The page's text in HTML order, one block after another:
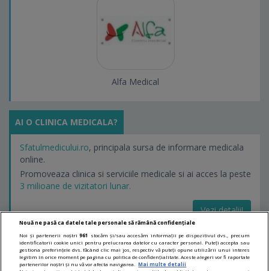
Alfa Medical
AI O CLINICA MEDICALA?
Sfatulmedicului.ro, principala sursa de informare medicala
online.
Promoveaza clinica si serviciile medicale si ai acces la peste
3 milioane de vizitatori lunar.
Vezi detalii!
LINKURI UTILE
Nouă ne pasă ca datele tale personale să rămână confidențiale
Noi și partenerii noștri961
stocăm și/sau accesăm informații pe dispozitivul dvs., precum
identificatorii cookie unici pentru prelucrarea datelor cu caracter personal. Puteți accepta sau
gestiona preferințele dvs. făcând clic mai jos, respectiv vă puteți opune utilizării unui interes
legitim în orice moment pe pagina cu politica de confidențialitate. Aceste alegeri vor fi raportate
partenerilor noștri și nu vă vor afecta navigarea.
Mai multe detalii